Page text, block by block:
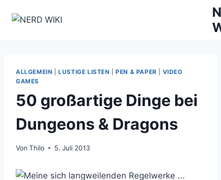
Inhalt
ALLGEMEIN |LUSTIGE LISTEN |PEN & PAPER
VIDEO
GAMES
50 großartige Dinge bei
Dungeons & Dragons
Von Thilo 5. Juli 2013